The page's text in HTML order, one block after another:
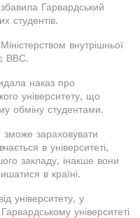
Гарвардський
студентів.
внутрішньої
ВВС.
наказ про
університету, що
обміну студентами.
зараховувати
в університеті,
закладу, інакше вони
в країні.
університету, у
університеті